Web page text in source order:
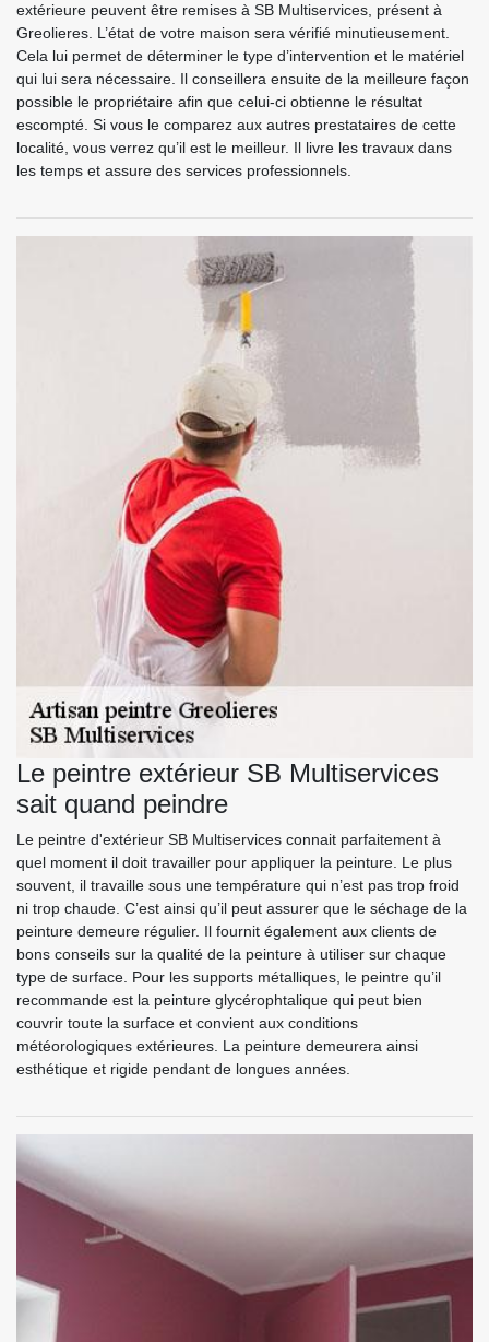
extérieure peuvent être remises à SB Multiservices, présent à
Greolieres. L’état de votre maison sera vérifié minutieusement.
Cela lui permet de déterminer le type d’intervention et le matériel
qui lui sera nécessaire. Il conseillera ensuite de la meilleure façon
possible le propriétaire afin que celui-ci obtienne le résultat
escompté. Si vous le comparez aux autres prestataires de cette
localité, vous verrez qu’il est le meilleur. Il livre les travaux dans
les temps et assure des services professionnels.
Le peintre extérieur SB Multiservices
sait quand peindre
Le peintre d'extérieur SB Multiservices connait parfaitement à
quel moment il doit travailler pour appliquer la peinture. Le plus
souvent, il travaille sous une température qui n’est pas trop froid
ni trop chaude. C’est ainsi qu’il peut assurer que le séchage de la
peinture demeure régulier. Il fournit également aux clients de
bons conseils sur la qualité de la peinture à utiliser sur chaque
type de surface. Pour les supports métalliques, le peintre qu’il
recommande est la peinture glycérophtalique qui peut bien
couvrir toute la surface et convient aux conditions
météorologiques extérieures. La peinture demeurera ainsi
esthétique et rigide pendant de longues années.